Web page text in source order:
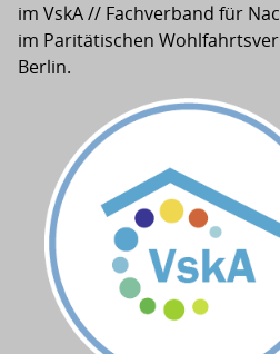
im VskA // Fachverband für
im Paritätischen
Berlin.